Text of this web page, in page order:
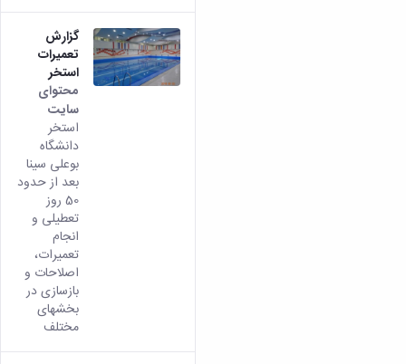
گزارش
تعمیرات
استخر
محتوای
سایت
استخر
دانشگاه
بوعلی سینا
بعد از حدود
50 روز
تعطیلی و
انجام
تعمیرات،
اصلاحات و
بازسازی در
بخشهای
مختلف